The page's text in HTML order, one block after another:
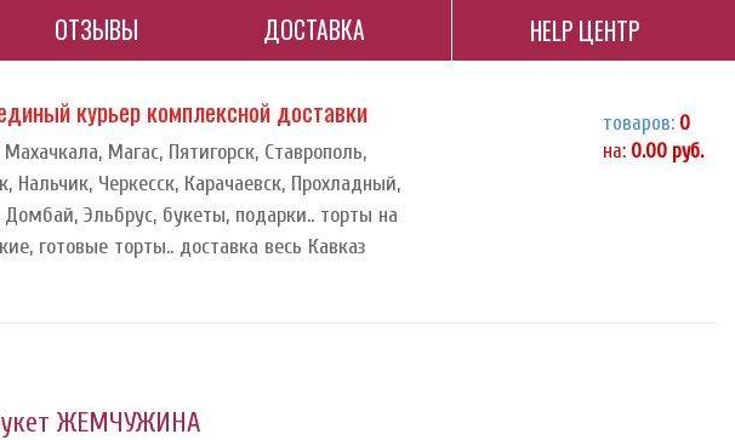
ОТЗЫВЫ ДОСТАВКА HELP ЦЕНТР
курьер комплексной доставки
Магас, Пятигорск, Ставрополь,
Нальчик, Черкесск, Карачаевск, Прохладный,
Эльбрус, букеты, подарки.. торты на
готовые торты.. доставка весь Кавказ
товаров: 0
на: 0.00 руб.
ЖЕМЧУЖИНА